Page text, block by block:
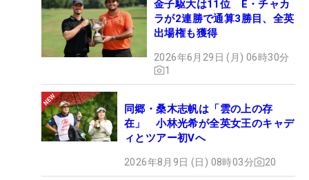
金子駆大は11位 E・チャカ
ラが2連勝で通算3勝目、全英
出場権も獲得
2026年6月29日 (月) 06時30分
1
同郷・桑木志帆は「雲の上の存
在」 小林光希が全英女王のキャデ
ィとツアー初Vへ
2026年8月9日 (日) 08時03分 20